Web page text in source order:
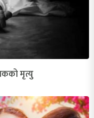
मृत्यु